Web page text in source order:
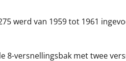
werd van 1959 tot 1961
8-versnellingsbak met twee